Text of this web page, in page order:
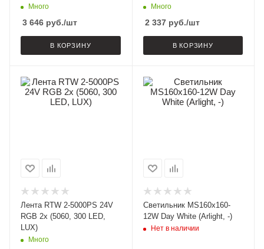
Металл, 5 лет)
Много
3 646 руб./шт
В КОРЗИНУ
3 года)
Много
2 337руб./шт
В КОРЗИНУ
Лента RTW 2-5000PS 24V
RGB 2x (5060, 300 LED,
LUX)
Много
Светильник MS160x160-
12W Day White (Arlight, -)
Нет в наличии